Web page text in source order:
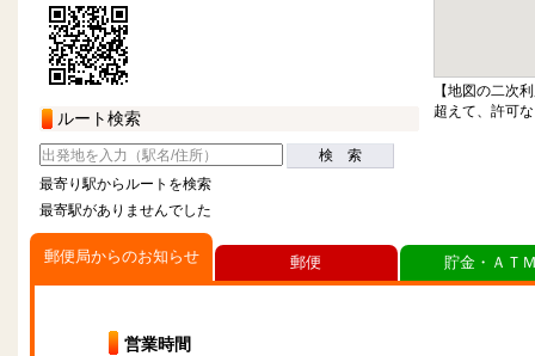
ルート検索
検 索
最寄り駅からルートを検索
最寄駅がありませんでした
【地図の二次
超えて、許可
郵便局からのお知らせ
営業時間
郵便 貯金・ＡＴ